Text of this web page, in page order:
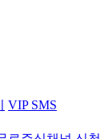
VIP SMS